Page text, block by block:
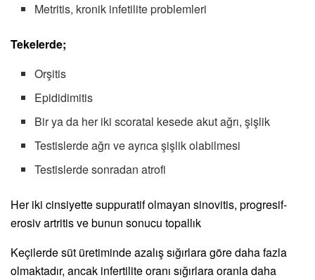
Metritis, kronik infetilite problemleri
Tekelerde;
Orşitis
Epididimitis
Bir ya da her iki scoratal kesede akut ağrı, şişlik
Testislerde ağrı ve ayrıca şişlik olabilmesi
Testislerde sonradan atrofi
Her iki cinsiyette suppuratif olmayan sinovitis, progresif-
erosiv artritis ve bunun sonucu topallık
Keçilerde süt üretiminde azalış sığırlara göre daha fazla
olmaktadır, ancak infertilite oranı sığırlara oranla daha